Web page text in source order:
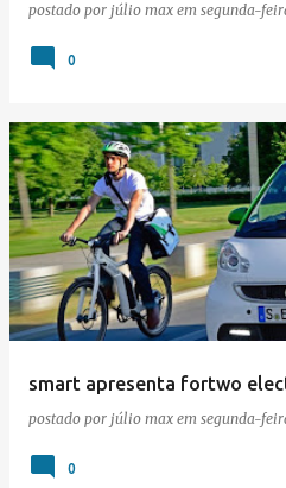
postado por júlio max em segunda-
0
smart apresenta fortwo
postado por júlio max em segunda-
0